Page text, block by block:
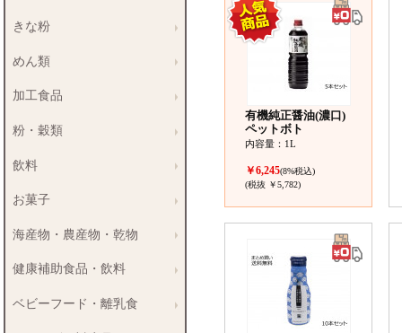
有機純正醤油(濃口)
ペットボト
内容量：1L
￥6,245(8%税込)
(税抜 ￥5,782)
きな粉
めん類
加工食品
粉・穀類
飲料
お菓子
海産物・農産物・乾物
健康補助食品・飲料
ベビーフード・離乳食